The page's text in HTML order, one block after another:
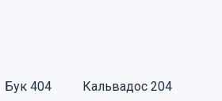
Бук 404 Кальвадос 204